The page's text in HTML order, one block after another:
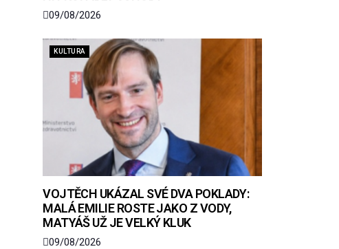
09/08/2026
KULTURA
VOJTĚCH UKÁZAL SVÉ DVA POKLADY:
MALÁ EMILIE ROSTE JAKO Z VODY,
MATYÁŠ UŽ JE VELKÝ KLUK
09/08/2026